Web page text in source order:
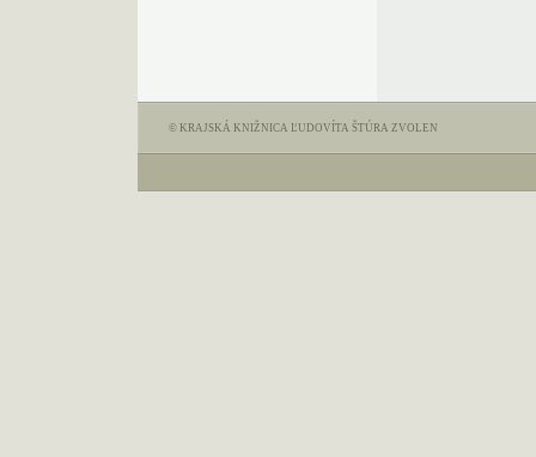
© KRAJSKÁ KNIŽNICA ĽUDOVÍTA ŠTÚRA ZVOLEN